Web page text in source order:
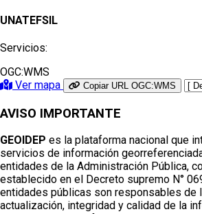
UNATEFSIL
Servicios:
OGC:WMS
Ver mapa
Copiar URL OGC:WMS
AVISO IMPORTANTE
GEOIDEP es la plataforma nacional que
servicios de información
entidades de la Administración Pública,
establecido en el Decreto supremo N°
entidades públicas son responsables de
actualización, integridad y calidad de la